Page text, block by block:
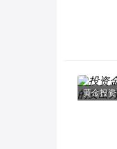
黄金投资